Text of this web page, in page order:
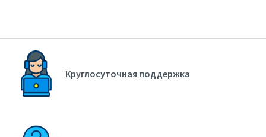
Круглосуточная поддержка